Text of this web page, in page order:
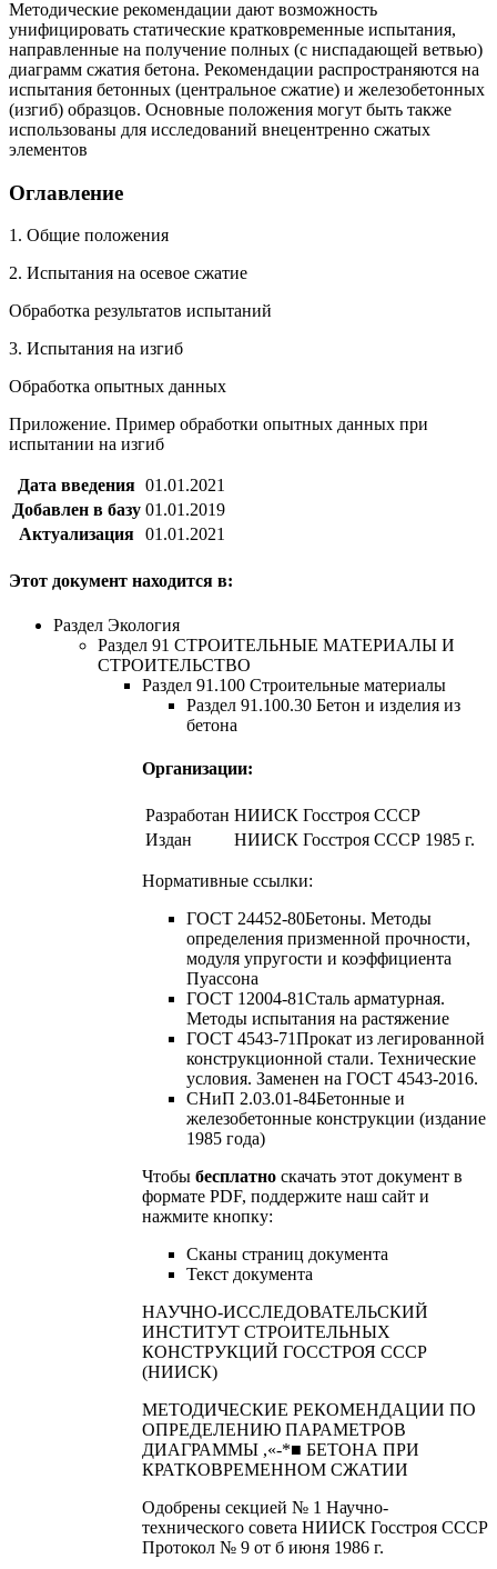
Методические рекомендации дают возможность
унифицировать статические кратковременные испытания,
направленные на получение полных (с ниспадающей ветвью)
диаграмм сжатия бетона. Рекомендации распространяются на
испытания бетонных (центральное сжатие) и железобетонных
(изгиб) образцов. Основные положения могут быть также
использованы для исследований внецентренно сжатых
элементов
Оглавление
1. Общие положения
2. Испытания на осевое сжатие
Обработка результатов испытаний
3. Испытания на изгиб
Обработка опытных данных
Приложение. Пример обработки опытных данных при
испытании на изгиб
Дата введения 01.01.2021
Добавлен в базу 01.01.2019
Актуализация 01.01.2021
Этот документ находится в:
Раздел Экология
Раздел 91 СТРОИТЕЛЬНЫЕ МАТЕРИАЛЫ И
СТРОИТЕЛЬСТВО
Раздел 91.100 Строительные материалы
Раздел 91.100.30 Бетон и изделия из
бетона
Организации:
Разработан НИИСК Госстроя СССР
Издан
НИИСК Госстроя СССР 1985 г.
Нормативные ссылки:
ГОСТ 24452-80Бетоны. Методы
определения призменной прочности,
модуля упругости и коэффициента
Пуассона
ГОСТ 12004-81Сталь арматурная.
Методы испытания на растяжение
ГОСТ 4543-71Прокат из легированной
конструкционной стали. Технические
условия. Заменен на ГОСТ 4543-2016.
СНиП 2.03.01-84Бетонные и
железобетонные конструкции (издание
1985 года)
Чтобы бесплатно скачать этот документ в
формате PDF, поддержите наш сайт и
нажмите кнопку:
Сканы страниц документа
Текст документа
НАУЧНО-ИССЛЕДОВАТЕЛЬСКИЙ
ИНСТИТУТ СТРОИТЕЛЬНЫХ
КОНСТРУКЦИЙ ГОССТРОЯ СССР
(НИИСК)
МЕТОДИЧЕСКИЕ РЕКОМЕНДАЦИИ ПО
ОПРЕДЕЛЕНИЮ ПАРАМЕТРОВ
ДИАГРАММЫ ,«-*■ БЕТОНА ПРИ
КРАТКОВРЕМЕННОМ СЖАТИИ
Одобрены секцией № 1 Научно-
технического совета НИИСК Госстроя СССР
Протокол № 9 от б июня 1986 г.